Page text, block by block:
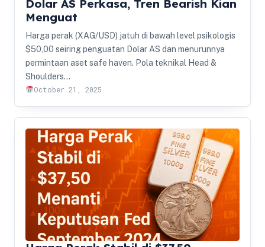
Dolar AS Perkasa, Tren Bearish Kian
Menguat
Harga perak (XAG/USD) jatuh di bawah level psikologis
$50,00 seiring penguatan Dolar AS dan menurunnya
permintaan aset safe haven. Pola teknikal Head &
Shoulders…
October 21, 2025